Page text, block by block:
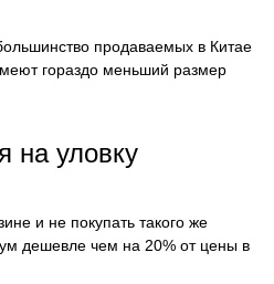
продаваемых в Китае
гораздо меньший размер
на уловку
и не покупать такого же
дешевле чем на 20% от цены в